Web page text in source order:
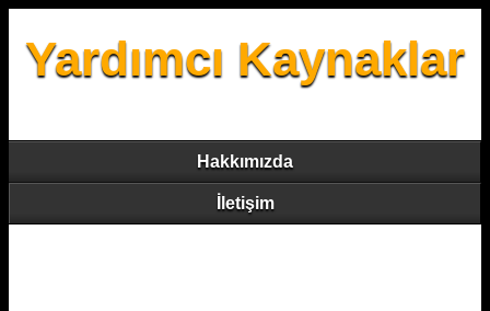
Yardımcı Kaynaklar
Hakkımızda
İletişim